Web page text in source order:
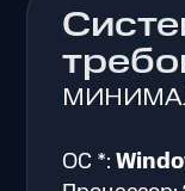
ОС *: